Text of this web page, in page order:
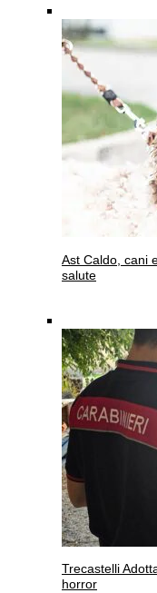
Ast Caldo, cani
salute
Trecastelli
horror